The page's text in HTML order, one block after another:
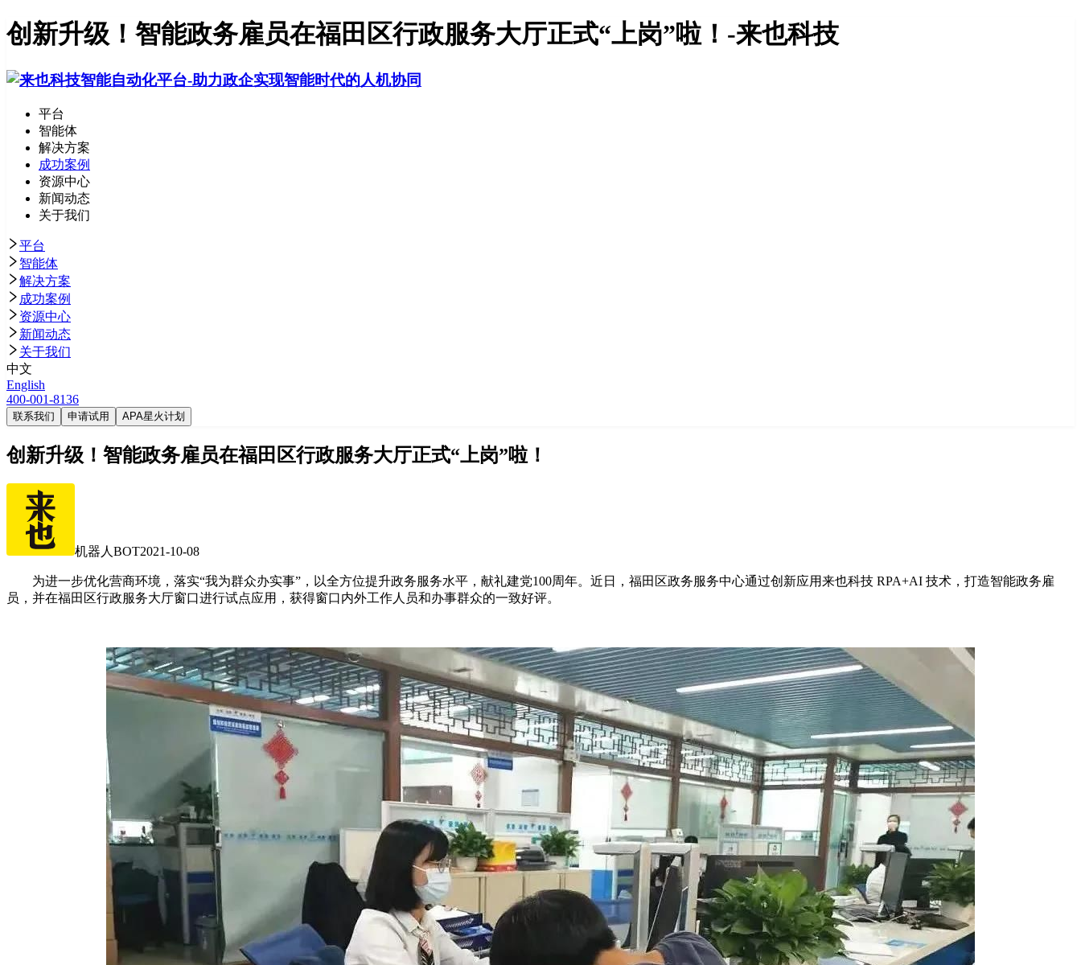
创新升级！智能政务雇员在福田区行政服务大厅正式“上岗”啦！-来也科技
平台
智能体
解决方案
成功案例
资源中心
新闻动态
关于我们
平台
智能体
解决方案
成功案例
资源中心
新闻动态
关于我们
中文
English
400-001-8136
联系我们 申请试用 APA星火计划
创新升级！智能政务雇员在福田区行政服务大厅正式“上岗”啦！
机器人BOT2021-10-08
为进一步优化营商环境，落实“我为群众办实事”，以全方位提升政务服务水平，献礼建党100周年。近日，福田区政务服务中心通过创新应用来也科技 RPA+AI 技术，打造智能政务雇
员，并在福田区行政服务大厅窗口进行试点应用，获得窗口内外工作人员和办事群众的一致好评。